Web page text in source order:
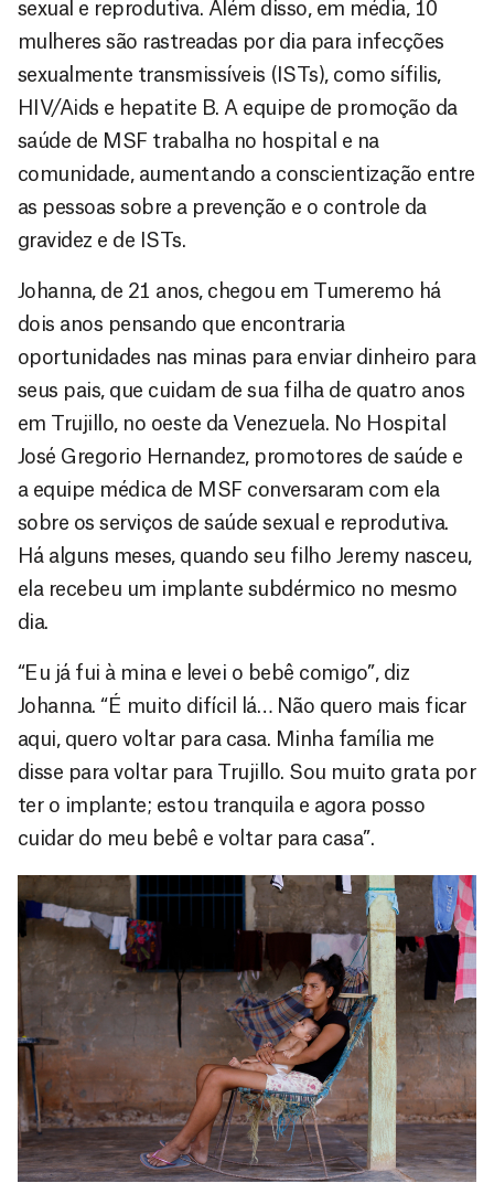
sexual e reprodutiva. Além disso, em média, 10
mulheres são rastreadas por dia para infecções
sexualmente transmissíveis (ISTs), como sífilis,
HIV/Aids e hepatite B. A equipe de promoção da
saúde de MSF trabalha no hospital e na
comunidade, aumentando a conscientização entre
as pessoas sobre a prevenção e o controle da
gravidez e de ISTs.
Johanna, de 21 anos, chegou em Tumeremo há
dois anos pensando que encontraria
oportunidades nas minas para enviar dinheiro para
seus pais, que cuidam de sua filha de quatro anos
em Trujillo, no oeste da Venezuela. No Hospital
José Gregorio Hernandez, promotores de saúde e
a equipe médica de MSF conversaram com ela
sobre os serviços de saúde sexual e reprodutiva.
Há alguns meses, quando seu filho Jeremy nasceu,
ela recebeu um implante subdérmico no mesmo
dia.
“Eu já fui à mina e levei o bebê comigo”, diz
Johanna. “É muito difícil lá… Não quero mais ficar
aqui, quero voltar para casa. Minha família me
disse para voltar para Trujillo. Sou muito grata por
ter o implante; estou tranquila e agora posso
cuidar do meu bebê e voltar para casa”.